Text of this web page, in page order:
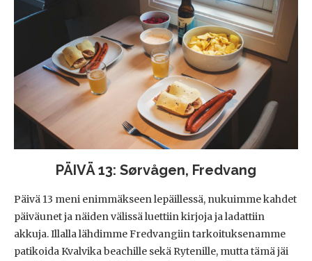
PÄIVÄ 13: Sørvågen, Fredvang
Päivä 13 meni enimmäkseen lepäillessä, nukuimme kahdet
päiväunet ja näiden välissä luettiin kirjoja ja ladattiin
akkuja. Illalla lähdimme Fredvangiin tarkoituksenamme
patikoida Kvalvika beachille sekä Rytenille, mutta tämä jäi